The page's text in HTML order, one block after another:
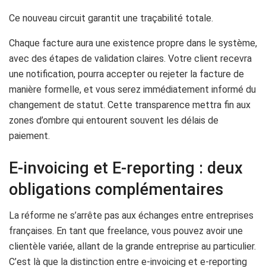
Ce nouveau circuit garantit une traçabilité totale.
Chaque facture aura une existence propre dans le système,
avec des étapes de validation claires. Votre client recevra
une notification, pourra accepter ou rejeter la facture de
manière formelle, et vous serez immédiatement informé du
changement de statut. Cette transparence mettra fin aux
zones d’ombre qui entourent souvent les délais de
paiement.
E-invoicing et E-reporting : deux
obligations complémentaires
La réforme ne s’arrête pas aux échanges entre entreprises
françaises. En tant que freelance, vous pouvez avoir une
clientèle variée, allant de la grande entreprise au particulier.
C’est là que la distinction entre e-invoicing et e-reporting